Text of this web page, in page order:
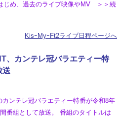
じめ、過去のライブ映像やMV ＞＞続
KisｰMyｰFt2ライブ日程ページへ
、カンテレ冠バラエティー特
送
ンテレ冠バラエティー特番が令和8年
番組として放送。 番組のタイトルは